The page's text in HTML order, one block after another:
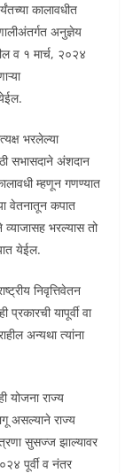
कालावधीत
अनुज्ञेय
व १ मार्च, २०२४
भरलेल्या
सभासदाने अंशदान
म्हणून गणण्यात
वेतनातून कपात
भरल्यास तो
येईल.
निवृत्तिवेतन
यापूर्वी वा
अन्यथा त्यांना
योजना राज्य
असल्याने राज्य
सुसज्ज झाल्यावर
पूर्वी व नंतर